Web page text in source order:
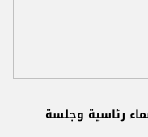
رئاسية وجلسة